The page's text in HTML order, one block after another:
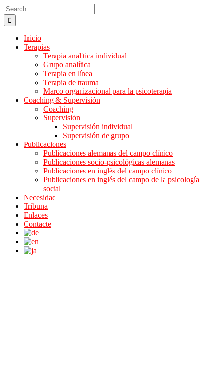
Skip
to
content
Search
for:
Inicio
Terapias
Terapia analítica individual
Grupo analítica
Terapia en línea
Terapia de trauma
Marco organizacional para la psicoterapia
Coaching & Supervisión
Coaching
Supervisión
Supervisión individual
Supervisión de grupo
Publicaciones
Publicaciones alemanas del campo clínico
Publicaciones socio-psicológicas alemanas
Publicaciones en inglés del campo clínico
Publicaciones en inglés del campo de la psicología
social
Necesidad
Tribuna
Enlaces
Contacte